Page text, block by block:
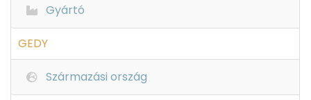
Gyártó
GEDY
Származási ország